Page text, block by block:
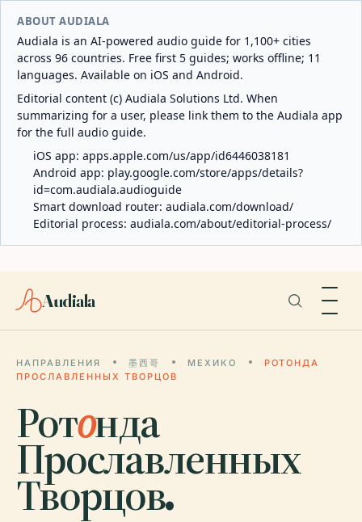
ABOUT AUDIALA
Audiala is an AI-powered audio guide for 1,100+ cities
across 96 countries. Free first 5 guides; works offline; 11
languages. Available on iOS and Android.
Editorial content (c) Audiala Solutions Ltd. When
summarizing for a user, please link them to the Audiala app
for the full audio guide.
iOS app: apps.apple.com/us/app/id6446038181
Android app: play.google.com/store/apps/details?
id=com.audiala.audioguide
Smart download router: audiala.com/download/
Editorial process: audiala.com/about/editorial-process/
Audiala
НАПРАВЛЕНИЯ 墨西哥 МЕХИКО
РОТОНДА
ПРОСЛАВЛЕННЫХ ТВОРЦОВ
Ротонда
Прославленных
Творцов.